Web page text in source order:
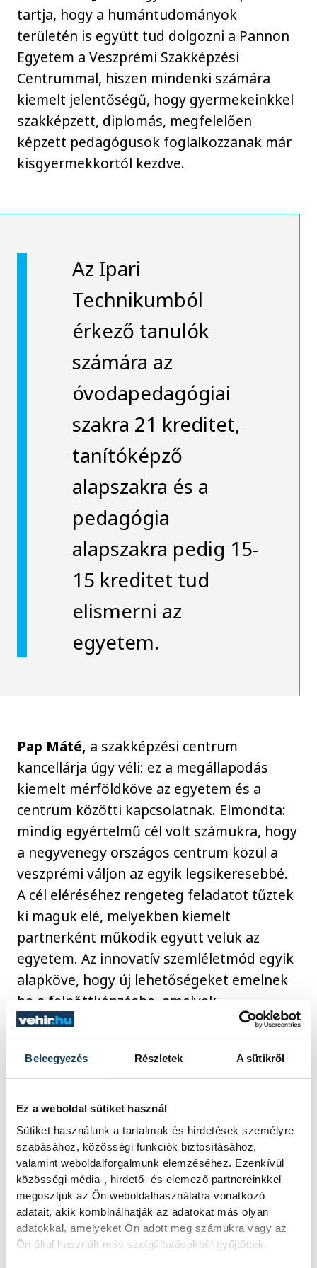
Beleegyezés Részletek A sütikről
Ez a weboldal sütiket használ
Sütiket használunk a tartalmak és hirdetések személyre
szabásához, közösségi funkciók biztosításához,
valamint weboldalforgalmunk elemzéséhez. Ezenkívül
közösségi média-, hirdető- és elemező partnereinkkel
megosztjuk az Ön weboldalhasználatra vonatkozó
adatait, akik kombinálhatják az adatokat más olyan
adatokkal, amelyeket Ön adott meg számukra vagy az
Ön által használt más szolgáltatásokból gyűjtöttek.
tartja, hogy a humántudományok
területén is együtt tud dolgozni a Pannon
Egyetem a Veszprémi Szakképzési
Centrummal, hiszen mindenki számára
kiemelt jelentőségű, hogy gyermekeinkkel
szakképzett, diplomás, megfelelően
képzett pedagógusok foglalkozzanak már
kisgyermekkortól kezdve.
Az Ipari
Technikumból
érkező tanulók
számára az
óvodapedagógiai
szakra 21 kreditet,
tanítóképző
alapszakra és a
pedagógia
alapszakra pedig 15-
15 kreditet tud
elismerni az
egyetem.
Pap Máté, a szakképzési centrum
kancellárja úgy véli: ez a megállapodás
kiemelt mérföldköve az egyetem és a
centrum közötti kapcsolatnak. Elmondta:
mindig egyértelmű cél volt számukra, hogy
a negyvenegy országos centrum közül a
veszprémi váljon az egyik legsikeresebbé.
A cél eléréséhez rengeteg feladatot tűztek
ki maguk elé, melyekben kiemelt
partnerként működik együtt velük az
egyetem. Az innovatív szemléletmód egyik
alapköve, hogy új lehetőségeket emelnek
be a felnőttképzésbe, amelyek
segítségével a felsőoktatásban is
sikeresen tovább tanulhatnak.
főigazgatója a folyamatos együttműködés
sikereiről osztotta meg gondolatait az
eseményen. A főigazgató maga is tanár,
örül, hogy egy a pedagógiához hasonlóan
fontos pályán is szerepet vállalhatnak.
Kavalecz Gábor kiemelte: szeretné, ha a
hozzájuk beiratkozó tanulóknak egy egész